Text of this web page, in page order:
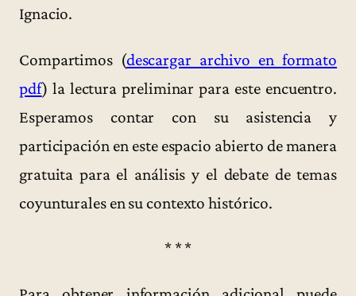
Ignacio.
Compartimos (descargar archivo en formato
pdf) la lectura preliminar para este encuentro.
Esperamos contar con su asistencia y
participación en este espacio abierto de manera
gratuita para el análisis y el debate de temas
coyunturales en su contexto histórico.
* * *